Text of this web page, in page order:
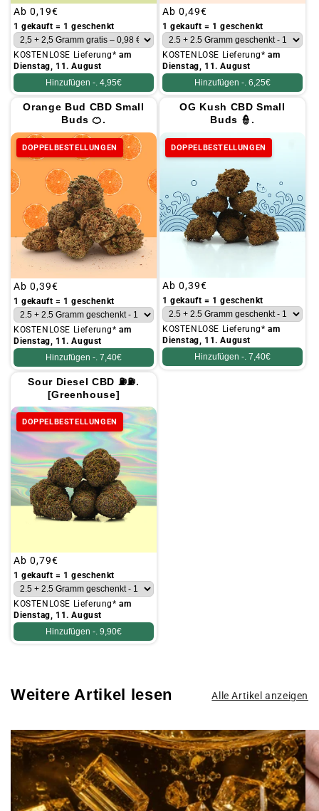
Üblicher
Preis
Ab 0,19€
1 gekauft = 1 geschenkt
KOSTENLOSE Lieferung*am
Dienstag, 11. August
Hinzufügen -. 4,95€
Üblicher
Preis
Ab 0,49€
1 gekauft = 1 geschenkt
KOSTENLOSE Lieferung*am
Dienstag, 11. August
Hinzufügen -. 6,25€
Orange Bud CBD Small
Buds 🍊.
DOPPELBESTELLUNGEN
Üblicher
Preis
Ab 0,39€
1 gekauft = 1 geschenkt
KOSTENLOSE Lieferung*am
Dienstag, 11. August
Hinzufügen -. 7,40€
OG Kush CBD Small
Buds 👮.
DOPPELBESTELLUNGEN
Üblicher
Preis
Ab 0,39€
1 gekauft = 1 geschenkt
KOSTENLOSE Lieferung*am
Dienstag, 11. August
Hinzufügen -. 7,40€
Sour Diesel CBD ⛽⛽.
[Greenhouse]
DOPPELBESTELLUNGEN
Üblicher
Preis
Ab 0,79€
1 gekauft = 1 geschenkt
KOSTENLOSE Lieferung*am
Dienstag, 11. August
Hinzufügen -. 9,90€
Weitere Artikel lesen Alle Artikel anzeigen